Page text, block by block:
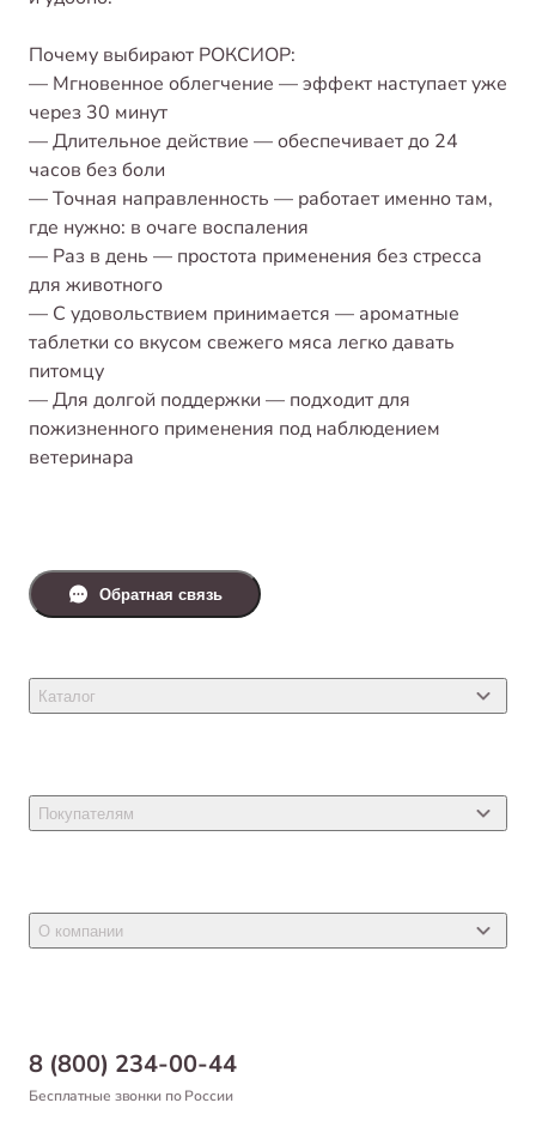
Почему выбирают РОКСИОР:
— Мгновенное облегчение — эффект наступает уже
через 30 минут
— Длительное действие — обеспечивает до 24
часов без боли
— Точная направленность — работает именно там,
где нужно: в очаге воспаления
— Раз в день — простота применения без стресса
для животного
— С удовольствием принимается — ароматные
таблетки со вкусом свежего мяса легко давать
питомцу
— Для долгой поддержки — подходит для
пожизненного применения под наблюдением
ветеринара
8 (800) 234-00-44
Бесплатные звонки по России
Каталог
Товары для собак
Товары для птиц
Покупателям
Новости
Самовывоз
Оформление заказа
О компании
Благотворительный фонд
Обратная связь